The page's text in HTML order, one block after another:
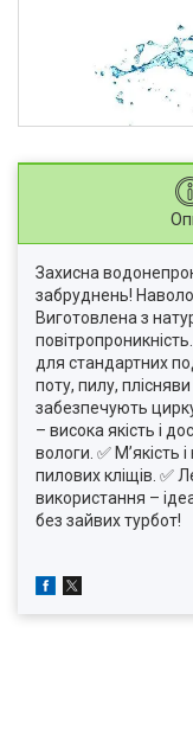
Захисна
забруднень!
Виготовлена з
для стандартних
поту, пилу,
забезпечують
– висока якість і
вологи. ✅
пилових кліщів. ✅
використання –
без зайвих турбот!